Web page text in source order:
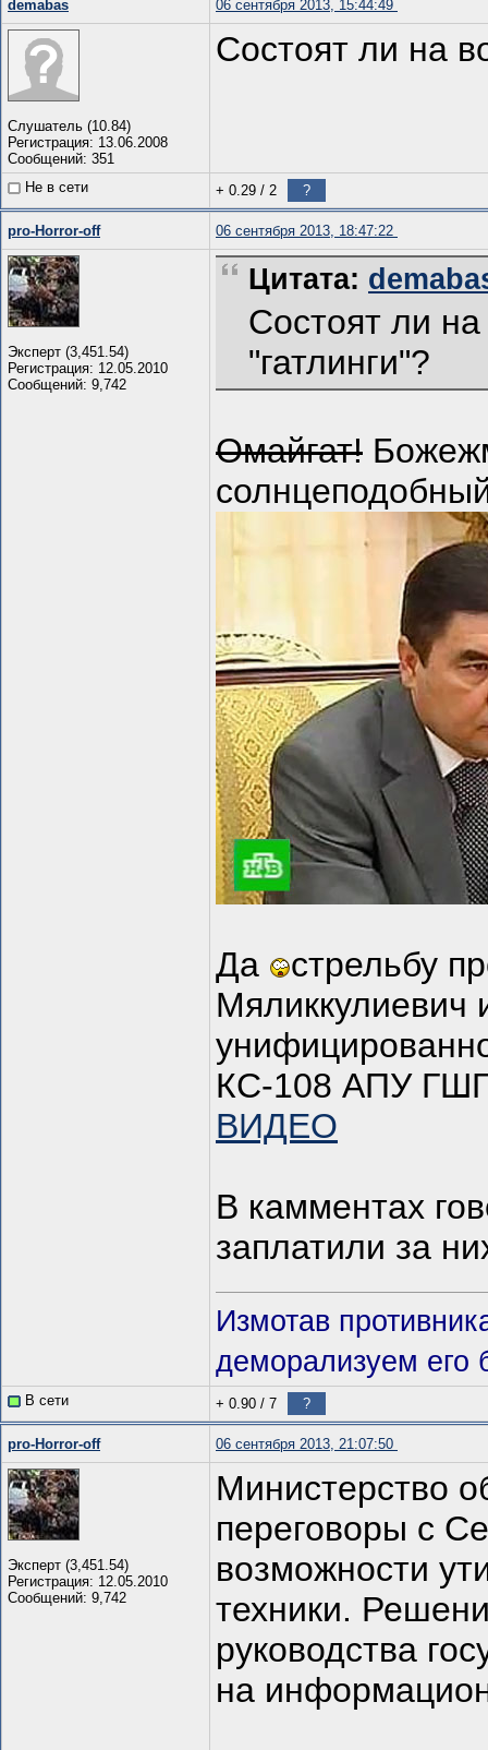
demabas 06 сентября 2013, 15:44:49
Слушатель (10.84)
Регистрация: 13.06.2008
Сообщений: 351
Состоят ли на
Не в сети + 0.29 / 2 ?
pro-Horror-off 06 сентября 2013, 18:47:22
Эксперт (3,451.54)
Регистрация: 12.05.2010
Сообщений: 9,742
Цитата:
Состоят ли
"гатлинги"?
Омайгат!
Да
стрельбу
Мяликкулиевич
КС-108 АПУ
ВИДЕО
В камментах
заплатили за
Измотав
деморализуем его
В сети + 0.90 / 7 ?
pro-Horror-off 06 сентября 2013, 21:07:50
Эксперт (3,451.54)
Регистрация: 12.05.2010
Сообщений: 9,742
Министерство
переговоры с
возможности
техники.
руководства
на